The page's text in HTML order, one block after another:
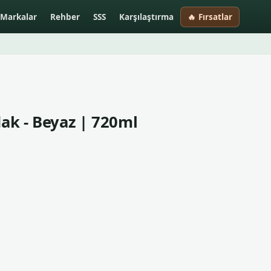
Markalar Rehber SSS Karşılaştırma 🔥 Fırsatlar
- Beyaz | 720ml